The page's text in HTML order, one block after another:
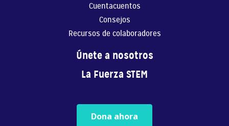
5:27
Música
En este video, Gaby ...
La fuerza de creer 2 capítulo 1 parte
Cuentacuentos
Consejos
Recursos de colaboradores
Únete a nosotros
La Fuerza STEM
Dona ahora